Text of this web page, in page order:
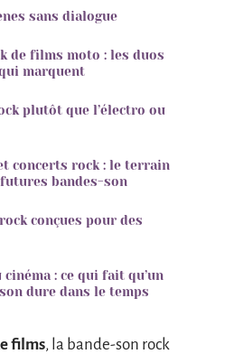
sans dialogue
de films moto : les duos
marquent
plutôt que l’électro ou
concerts rock : le terrain
bandes-son
conçues pour des
cinéma : ce qui fait qu’un
dure dans le temps
films, la bande-son rock